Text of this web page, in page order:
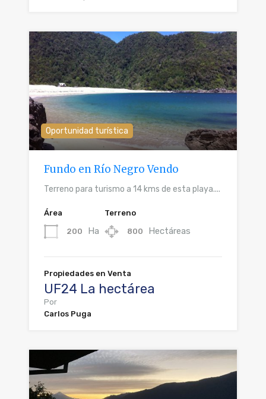
Oportunidad turística
Fundo en Río Negro Vendo
Terreno para turismo a 14 kms de esta playa....
Área
200 Ha
Terreno
800 Hectáreas
Propiedades en Venta
UF24 La hectárea
Por
Carlos Puga